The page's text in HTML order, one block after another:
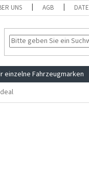
UNS AGB
einzelne Fahrzeugmarken